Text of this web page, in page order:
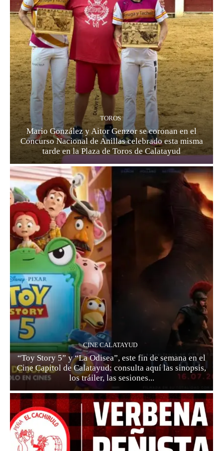
TOROS
Mario González y Aitor Genzor se coronan en el
Concurso Nacional de Anillas celebrado esta misma
tarde en la Plaza de Toros de Calatayud
CINE CALATAYUD
“Toy Story 5” y “La Odisea”, este fin de semana en el
Cine Capitol de Calatayud: consulta aquí las sinopsis,
los tráiler, las sesiones...